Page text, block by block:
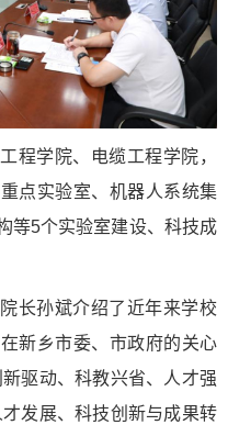
程学院、电缆工程学院，
点实验室、机器人系统集
等5个实验室建设、科技成
长孙斌介绍了近年来学校
新乡市委、市政府的关心
驱动、科教兴省、人才强
发展、科技创新与成果转